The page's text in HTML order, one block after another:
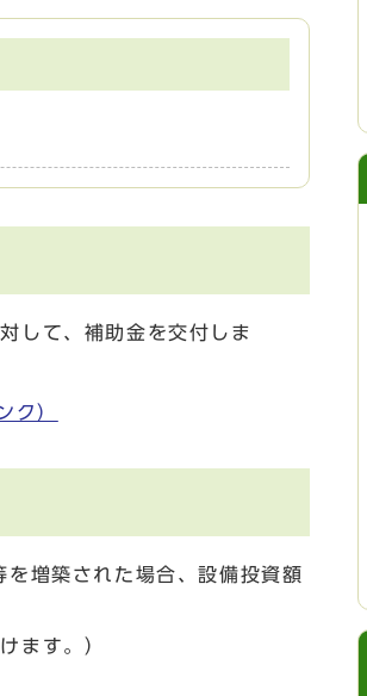
して、補助金を交付しま
ク）
増築された場合、設備投資額
ます。）